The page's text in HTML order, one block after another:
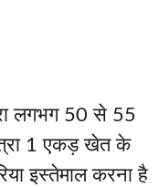
लगभग 50 से 55
1 एकड़ खेत के
इस्तेमाल करना है